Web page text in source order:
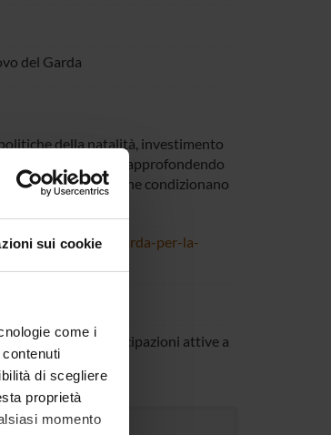
sui cookie
come i
di scegliere
proprietà
momento
del Garda
della natalità, investimento
sulla natalità, approfondendo
capo alle famiglie che condizionano
castelnuovo-del-garda-per-la-
soggetti: Partecipazioni attive a